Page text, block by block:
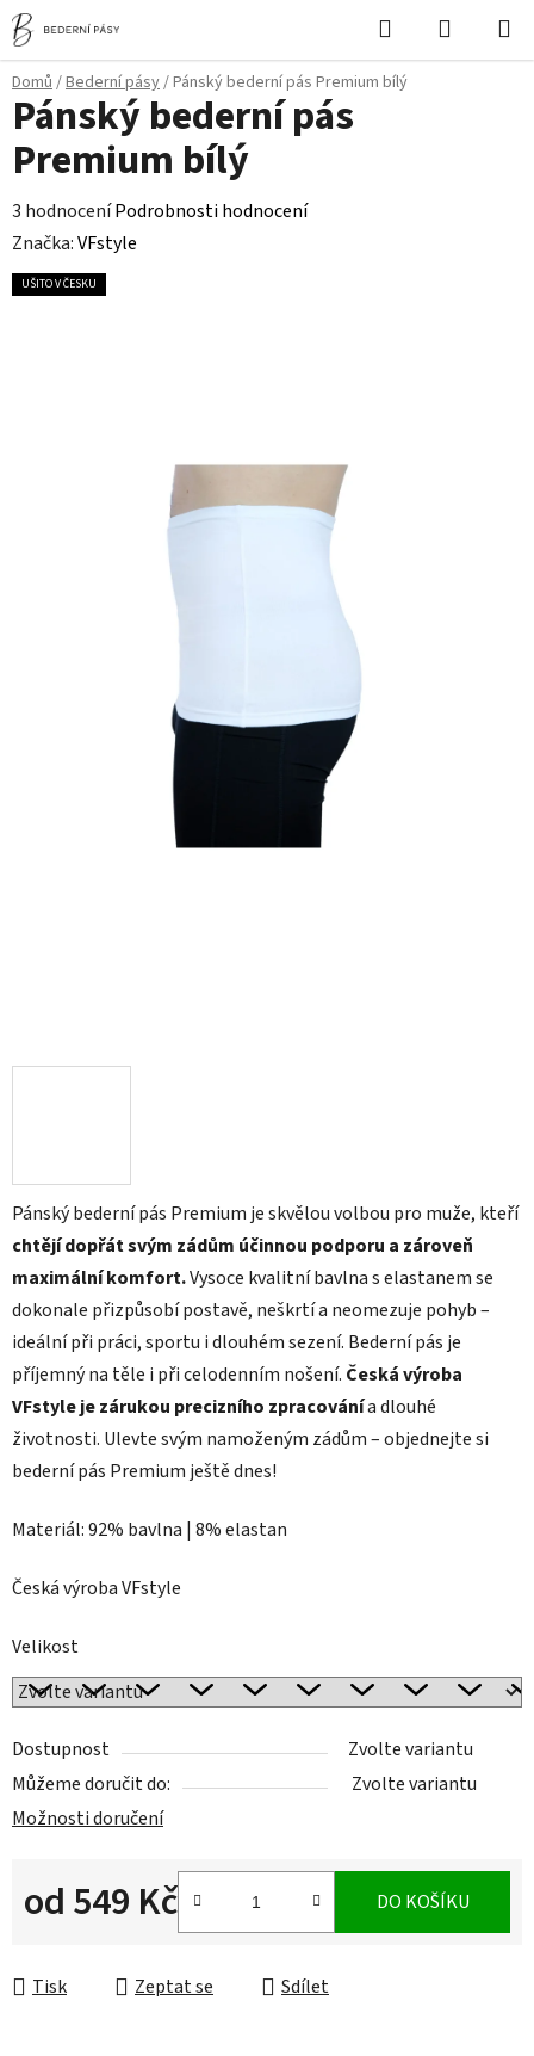
Přejít
na
obsah
Hledat
KOŠÍK
Domů/Bederní pásy/Pánský bederní pás Premium bílý
Pánský bederní pás Premium je skvělou volbou pro muže, kteří
chtějí dopřát svým zádům účinnou podporu a zároveň
maximální komfort.Vysoce kvalitní bavlna s elastanem se
dokonale přizpůsobí postavě, neškrtí a neomezuje pohyb –
ideální při práci, sportu i dlouhém sezení. Bederní pás je
příjemný na těle i při celodenním nošení. Česká výroba
VFstyle je zárukou precizního zpracovánía dlouhé
životnosti. Ulevte svým namoženým zádům – objednejte si
bederní pás Premium ještě dnes!
Materiál: 92% bavlna | 8% elastan
Česká výroba VFstyle
Velikost
Dostupnost
Zvolte variantu
Můžeme doručit do:
Zvolte variantu
Možnosti doručení
od549 Kč DO KOŠÍKU
Tisk Zeptat se Sdílet
Pánský bederní pás
Premium bílý
Průměrné
hodnocení
produktu
3 hodnoceníPodrobnosti hodnocení
Značka:VFstyle
UŠITO V ČESKU